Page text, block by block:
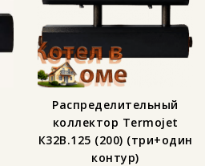
Распределительный
коллектор Termojet
К32В.125 (200) (три+один
контур)